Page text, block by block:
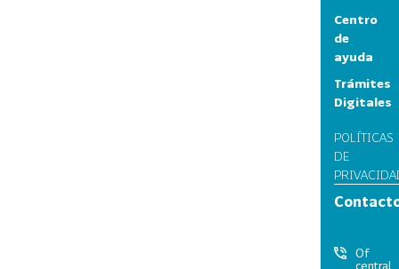
Centro
de
ayuda
Trámites
Digitales
POLÍTICAS
DE
Of
central